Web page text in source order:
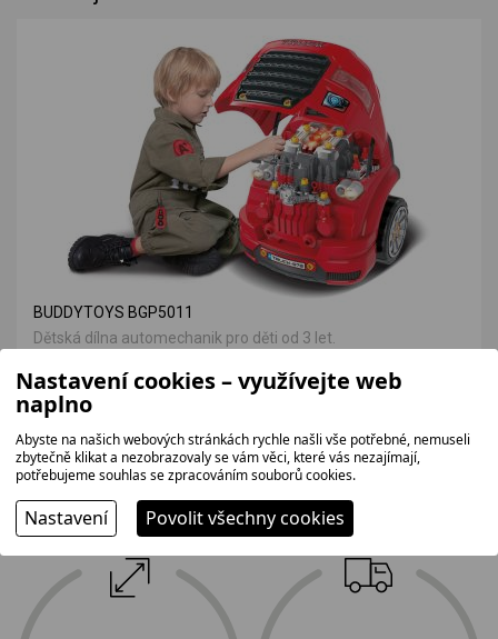
BUDDYTOYS BGP5011
Dětská dílna automechanik pro děti od 3 let.
1 156 bez DPH
1 399 Kč
Proč jít k nám?
Nastavení cookies – využívejte web
naplno
Abyste na našich webových stránkách rychle našli vše potřebné, nemuseli
zbytečně klikat a nezobrazovaly se vám věci, které vás nezajímají,
potřebujeme souhlas se zpracováním souborů cookies.
Nastavení Povolit všechny cookies